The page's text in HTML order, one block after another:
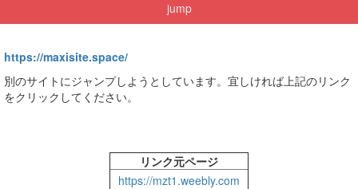
jump
https://maxisite.space/
別のサイトにジャンプしようとしています。宜しければ上記のリンク
をクリックしてください。
リンク元ページ
https://mzt1.weebly.com